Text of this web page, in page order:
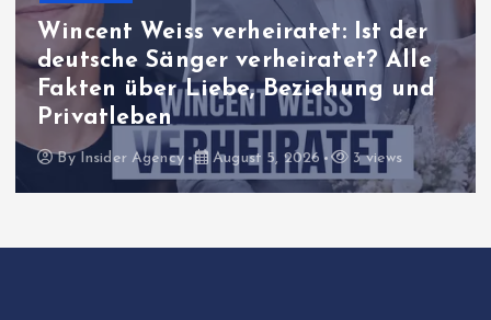
Berühmtheit
Harriet Herbig-Matten Eltern:
Familie, Herkunft und alles, was
über ihr Privatleben bekannt ist
By Insider Agency August 5, 2026 11 views